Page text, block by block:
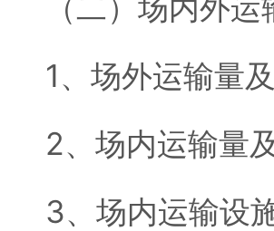
（二）场内外运
1、场外运输量
2、场内运输量
3、场内运输设